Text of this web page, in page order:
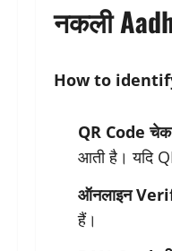
नकली
How to
QR Code
आती है। यदि
ऑनलाइन
हैं।